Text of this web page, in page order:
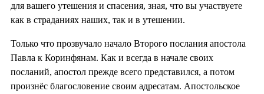
для вашего утешения и спасения, зная, что вы участвуете
как в страданиях наших, так и в утешении.
Только что прозвучало начало Второго послания апостола
Павла к Коринфянам. Как и всегда в начале своих
посланий, апостол прежде всего представился, а потом
произнёс благословение своим адресатам. Апостольское